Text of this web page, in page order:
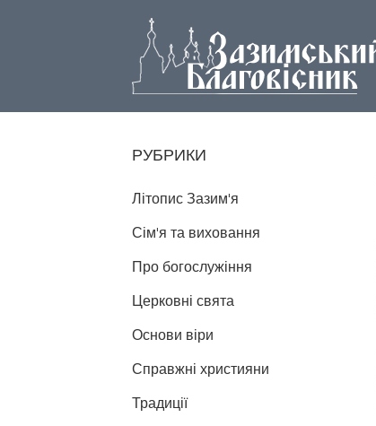
РУБРИКИ
Літопис Зазим'я
Сім'я та виховання
Про богослужіння
Церковні свята
Основи віри
Справжні християни
Традиції